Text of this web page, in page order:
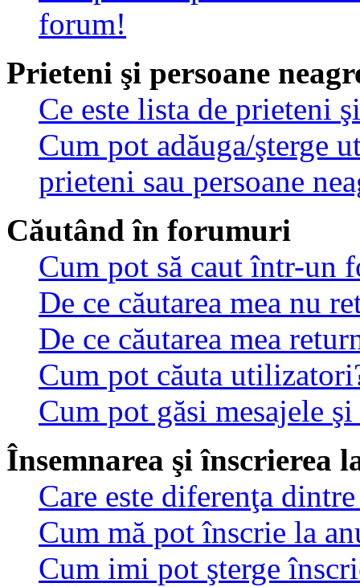
forum!
Prieteni şi persoane
Ce este lista de prieteni
Cum pot adăuga/şterge
prieteni sau persoane
Căutând în forumuri
Cum pot să caut într-un
De ce căutarea mea nu
De ce căutarea mea
Cum pot căuta
Cum pot găsi mesajele
Însemnarea şi înscrierea
Care este diferenţa
Cum mă pot înscrie la
Cum imi pot şterge